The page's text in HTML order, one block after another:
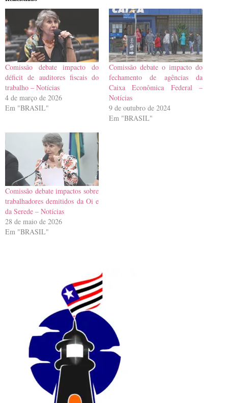
Comissão debate impacto do
déficit de auditores fiscais do
trabalho – Notícias
4 de março de 2026
Em "BRASIL"
Comissão debate o impacto do
fechamento de agências da
Caixa Econômica Federal –
Notícias
9 de outubro de 2024
Em "BRASIL"
Comissão debate impactos sobre
trabalhadores demitidos da Oi e
da Serede – Notícias
28 de maio de 2026
Em "BRASIL"